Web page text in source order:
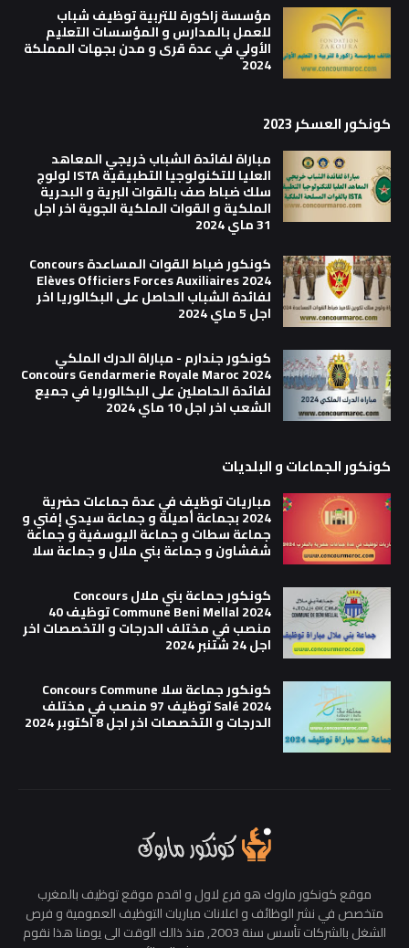
مؤسسة زاكورة للتربية توظيف شباب
للعمل بالمدارس و المؤسسات التعليم
الأولي في عدة قرى و مدن بجهات المملكة
2024
كونكور العسكر 2023
مباراة لفائدة الشباب خريجي المعاهد
العليا للتكنولوجيا التطبيقية ISTA لولوج
سلك ضباط صف بالقوات البرية و البحرية
الملكية و القوات الملكية الجوية اخر اجل
31 ماي 2024
كونكور ضباط القوات المساعدة Concours
Elèves Officiers Forces Auxiliaires 2024
لفائدة الشباب الحاصل على البكالوريا اخر
اجل 5 ماي 2024
كونكور جندارم - مباراة الدرك الملكي
Concours Gendarmerie Royale Maroc 2024
لفائدة الحاصلين على البكالوريا في جميع
الشعب اخر اجل 10 ماي 2024
كونكور الجماعات و البلديات
مباريات توظيف في عدة جماعات حضرية
2024 بجماعة أصيلة و جماعة سيدي إفني و
جماعة سطات و جماعة اليوسفية و جماعة
شفشاون و جماعة بني ملال و جماعة سلا
كونكور جماعة بني ملال Concours
Commune Beni Mellal 2024 توظيف 40
منصب في مختلف الدرجات و التخصصات اخر
اجل 24 شتنبر 2024
كونكور جماعة سلا Concours Commune
Salé 2024 توظيف 97 منصب في مختلف
الدرجات و التخصصات اخر اجل 8 اكتوبر 2024
موقع كونكور ماروك هو فرع لاول و اقدم موقع توظيف بالمغرب
متخصص في نشر الوظائف و اعلانات مباريات التوظيف العمومية و فرص
الشغل بالشركات تأسس سنة 2003, منذ ذالك الوقت الى يومنا هذا نقوم